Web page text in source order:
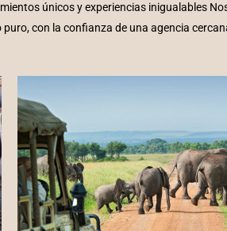
únicos y experiencias inigualables
puro, con la confianza de una agencia